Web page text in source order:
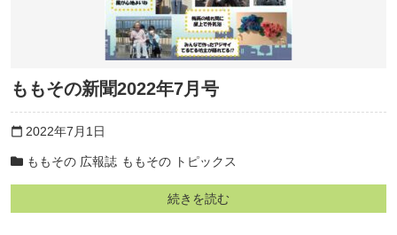
ももその新聞2022年7月号
calendar_today 2022年7月1日
ももその 広報誌 ももその トピックス
続きを読む